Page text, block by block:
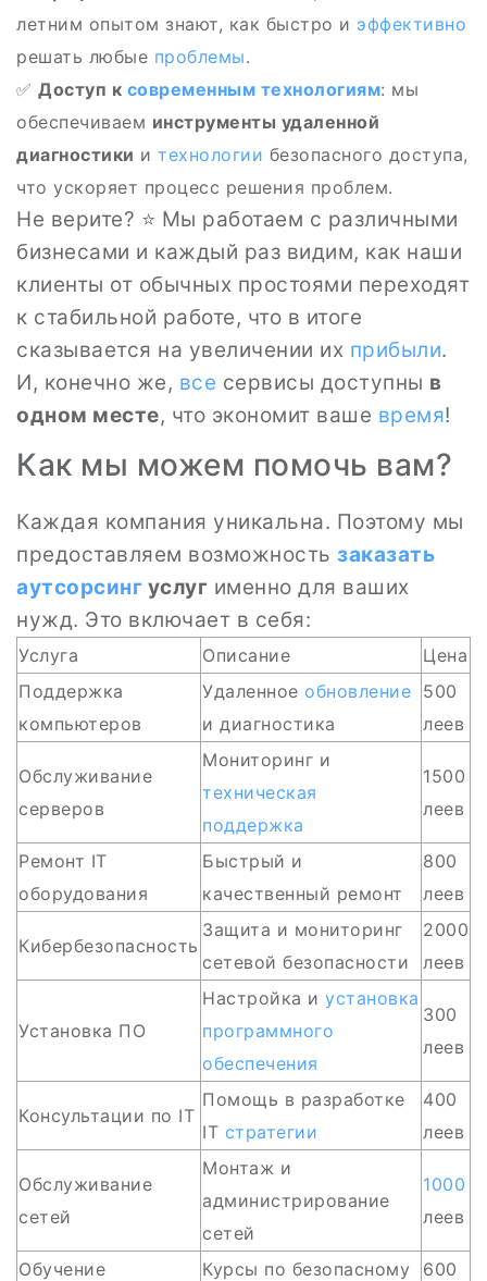
летним опытом знают, как быстро и эффективно
решать любые проблемы.
✅ Доступ к современным технологиям: мы
обеспечиваем инструменты удаленной
диагностики и технологии безопасного доступа,
что ускоряет процесс решения проблем.
Не верите? ⭐ Мы работаем с различными
бизнесами и каждый раз видим, как наши
клиенты от обычных простоями переходят
к стабильной работе, что в итоге
сказывается на увеличении их прибыли.
И, конечно же, все сервисы доступны в
одном месте, что экономит ваше время!
Как мы можем помочь вам?
Каждая компания уникальна. Поэтому мы
предоставляем возможность заказать
аутсорсинг услуг именно для ваших
нужд. Это включает в себя:
Услуга Описание
Цена
Поддержка
компьютеров
Удаленное обновление
и диагностика
500
леев
Обслуживание
серверов
Мониторинг и
техническая
поддержка
1500
леев
Ремонт IT
оборудования
Быстрый и
качественный ремонт
800
леев
Кибербезопасность
Защита и мониторинг
сетевой безопасности
2000
леев
Установка ПО
Настройка и установка
программного
обеспечения
300
леев
Консультации по IT
Помощь в разработке
IT стратегии
400
леев
Обслуживание
сетей
Монтаж и
администрирование
сетей
1000
леев
Обучение
Курсы по безопасному
600